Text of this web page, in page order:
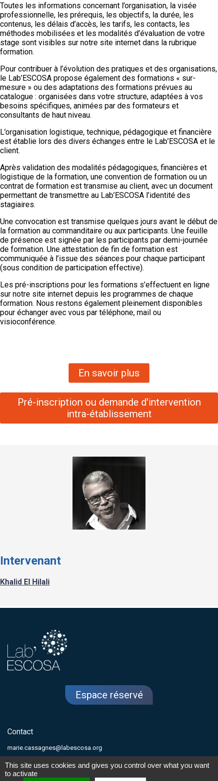
Toutes les informations concernant l’organisation, la visée
professionnelle, les prérequis, les objectifs, la durée, les
contenus, les délais d’accès, les tarifs, les contacts, les
méthodes mobilisées et les modalités d’évaluation de votre
stage sont visibles sur notre site internet dans la rubrique
formation.
Pour contribuer à l’évolution des pratiques et des organisations,
le Lab’ESCOSA propose également des formations « sur-
mesure » ou des adaptations des formations prévues au
catalogue : organisées dans votre structure, adaptées à vos
besoins spécifiques, animées par des formateurs et
consultants de haut niveau.
L’organisation logistique, technique, pédagogique et financière
est établie lors des divers échanges entre le Lab’ESCOSA et le
client.
Après validation des modalités pédagogiques, financières et
logistique de la formation, une convention de formation ou un
contrat de formation est transmise au client, avec un document
permettant de transmettre au Lab’ESCOSA l’identité des
stagiaires.
Une convocation est transmise quelques jours avant le début de
la formation au commanditaire ou aux participants. Une feuille
de présence est signée par les participants par demi-journée
de formation. Une attestation de fin de formation est
communiquée à l’issue des séances pour chaque participant
(sous condition de participation effective).
Les pré-inscriptions pour les formations s’effectuent en ligne
sur notre site internet depuis les programmes de chaque
formation. Nous restons également pleinement disponibles
pour échanger avec vous par téléphone, mail ou
visioconférence.
En savoir plus
Pré-inscription ou demande d'intervention
intra-établissement
Intervenant
Khalid El Hilali
Espace réservé
Contact
marie.cassagnes@labescosa.org
2026 - Tous droits réservés -
This site uses cookies and gives you control over what you want
to activate